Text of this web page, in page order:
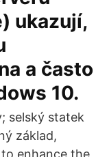
ukazují,
a často
10.
selský statek
základ,
enhance the